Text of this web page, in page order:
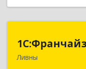
Ливны303851,